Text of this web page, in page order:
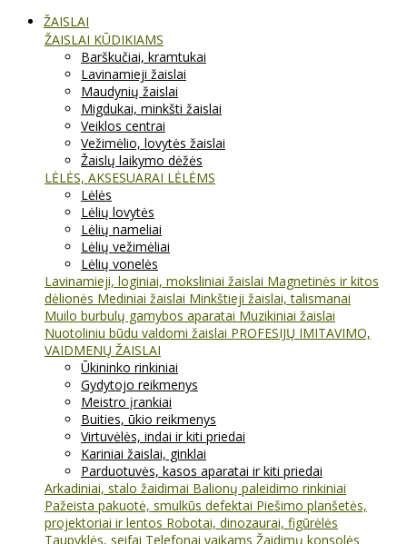
ŽAISLAI
ŽAISLAI KŪDIKIAMS
Barškučiai, kramtukai
Lavinamieji žaislai
Maudynių žaislai
Migdukai, minkšti žaislai
Veiklos centrai
Vežimėlio, lovytės žaislai
Žaislų laikymo dėžės
LĖLĖS, AKSESUARAI LĖLĖMS
Lėlės
Lėlių lovytės
Lėlių nameliai
Lėlių vežimėliai
Lėlių vonelės
Lavinamieji, loginiai, moksliniai žaislai Magnetinės ir kitos
dėlionės Mediniai žaislai Minkštieji žaislai, talismanai
Muilo burbulų gamybos aparatai Muzikiniai žaislai
Nuotoliniu būdu valdomi žaislai PROFESIJŲ IMITAVIMO,
VAIDMENŲ ŽAISLAI
Ūkininko rinkiniai
Gydytojo reikmenys
Meistro įrankiai
Buities, ūkio reikmenys
Virtuvėlės, indai ir kiti priedai
Kariniai žaislai, ginklai
Parduotuvės, kasos aparatai ir kiti priedai
Arkadiniai, stalo žaidimai Balionų paleidimo rinkiniai
Pažeista pakuotė, smulkūs defektai Piešimo planšetės,
projektoriai ir lentos Robotai, dinozaurai, figūrėlės
Taupyklės, seifai Telefonai vaikams Žaidimų konsolės